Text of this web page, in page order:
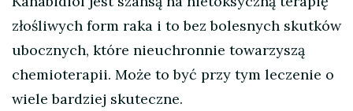
złośliwych form raka i to bez bolesnych skutków
ubocznych, które nieuchronnie towarzyszą
chemioterapii. Może to być przy tym leczenie o
wiele bardziej skuteczne.